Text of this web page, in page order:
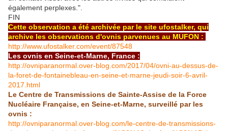
également perplexes.".
FIN
Cette observation a été archivée par le site ufostalker, qui
archive les observations d'ovnis parvenues au MUFON :
http://www.ufostalker.com/event/87548
Les ovnis en Seine-et-Marne, France :
http://ovniparanormal.over-blog.com/2017/04/ovni-au-dessus-de-
la-foret-de-fontainebleau-en-seine-et-marne-jeudi-soir-6-avril-
2017.html
Le Centre de Transmissions de Sainte-Assise de la Force
Nucléaire Française, en Seine-et-Marne, surveillé par les
ovnis :
http://ovniparanormal.over-blog.com/le-centre-de-transmissions-